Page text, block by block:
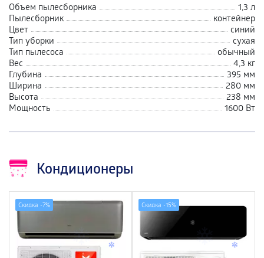
Объем пылесборника
1,3 л
Пылесборник
контейнер
Цвет
синий
Тип уборки
сухая
Тип пылесоса
обычный
Вес
4,3 кг
Глубина
395 мм
Ширина
280 мм
Высота
238 мм
Мощность
1600 Вт
Кондиционеры
Скидка -7% Скидка -15%